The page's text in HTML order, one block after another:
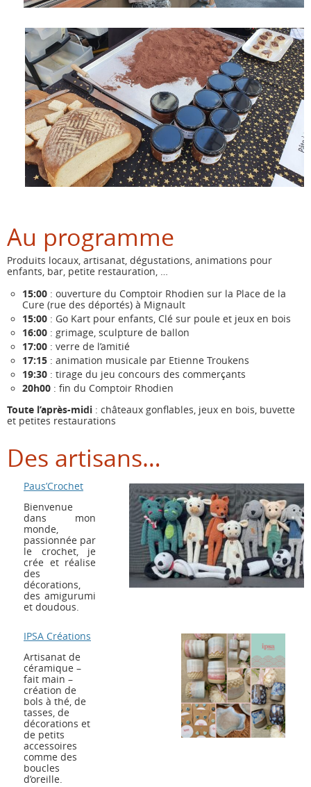
Au programme
Produits locaux, artisanat, dégustations, animations pour
enfants, bar, petite restauration, …
15:00: ouverture du Comptoir Rhodien sur la Place de la
Cure (rue des déportés) à Mignault
15:00: Go Kart pour enfants, Clé sur poule et jeux en bois
16:00: grimage, sculpture de ballon
17:00: verre de l’amitié
17:15: animation musicale par Etienne Troukens
19:30: tirage du jeu concours des commerçants
20h00: fin du Comptoir Rhodien
Toute l’après-midi : châteaux gonflables, jeux en bois, buvette
et petites restaurations
Des artisans…
Paus’Crochet
Bienvenue
dans mon
monde,
passionnée par
le crochet, je
crée et réalise
des
décorations,
des amigurumi
et doudous.
IPSA Créations
Artisanat de
céramique –
fait main –
création de
bols à thé, de
tasses, de
décorations et
de petits
accessoires
comme des
boucles
d’oreille.